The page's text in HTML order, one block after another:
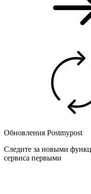
Обновления Postmypost
Следите за новыми
сервиса первыми